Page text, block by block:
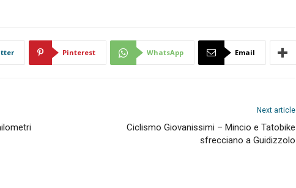
Pinterest WhatsApp Email
Next article
Ciclismo Giovanissimi – Mincio e Tatobike
sfrecciano a Guidizzolo